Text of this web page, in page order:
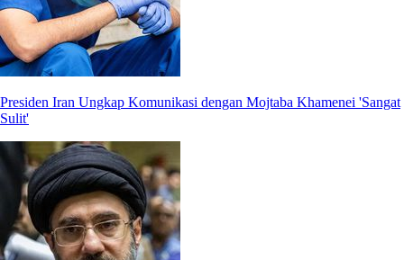
Presiden Iran Ungkap Komunikasi dengan Mojtaba Khamenei 'Sangat
Sulit'